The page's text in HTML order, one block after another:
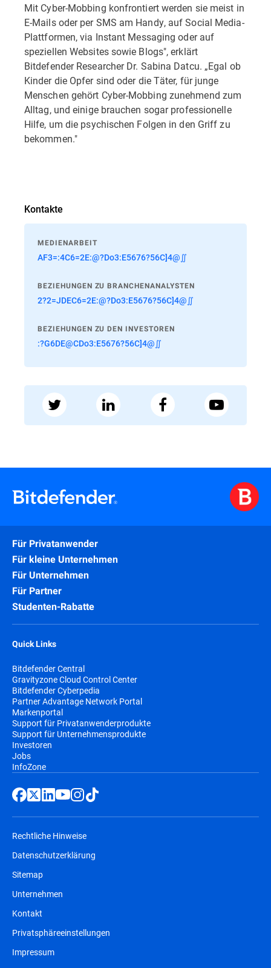
Mit Cyber-Mobbing konfrontiert werden sie meist in
E-Mails oder per SMS am Handy, auf Social Media-
Plattformen, via Instant Messaging oder auf
speziellen Websites sowie Blogs", erklärt
Bitdefender Researcher Dr. Sabina Datcu. „Egal ob
Kinder die Opfer sind oder die Täter, für junge
Menschen gehört Cyber-Mobbing zunehmend zum
Alltag, und einige brauchen sogar professionelle
Hilfe, um die psychischen Folgen in den Griff zu
bekommen."
Kontakte
MEDIENARBEIT
AF3=:4C6=2E:@?Do3:E5676?56C]4@∬
BEZIEHUNGEN ZU BRANCHENANALYSTEN
2?2=JDEC6=2E:@?Do3:E5676?56C]4@∬
BEZIEHUNGEN ZU DEN INVESTOREN
:?G6DE@CDo3:E5676?56C]4@∬
Für Privatanwender
Für kleine Unternehmen
Für Unternehmen
Für Partner
Studenten-Rabatte
Quick Links
Bitdefender Central
Gravityzone Cloud Control Center
Bitdefender Cyberpedia
Partner Advantage Network Portal
Markenportal
Support für Privatanwenderprodukte
Support für Unternehmensprodukte
Investoren
Jobs
InfoZone
Rechtliche Hinweise
Datenschutzerklärung
Sitemap
Unternehmen
Kontakt
Privatsphäreeinstellungen
Impressum